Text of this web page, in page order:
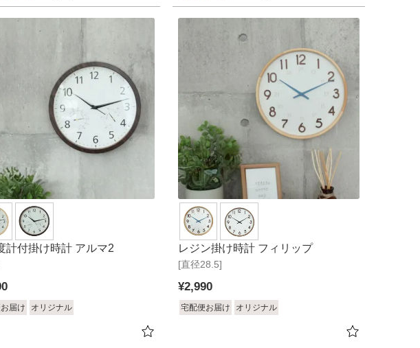
計付掛け時計 アルマ2
届け オリジナル
[直径28.5]
レジン掛け時計 フィリップ
¥2,990
宅配便お届け オリジナル